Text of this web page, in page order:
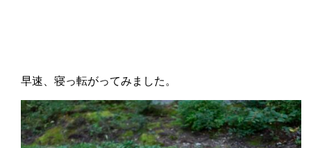
早速、寝っ転がってみました。